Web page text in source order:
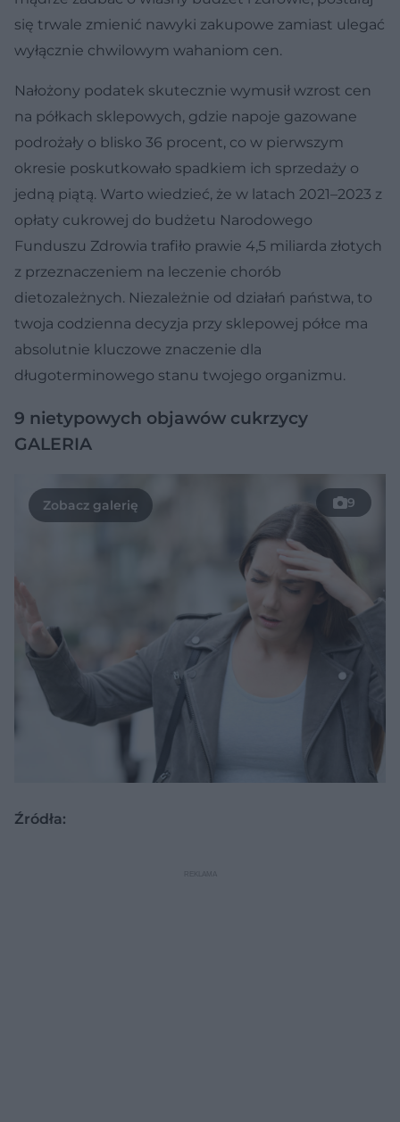
się trwale zmienić nawyki zakupowe zamiast ulegać
wyłącznie chwilowym wahaniom cen.
Nałożony podatek skutecznie wymusił wzrost cen
na półkach sklepowych, gdzie napoje gazowane
podrożały o blisko 36 procent, co w pierwszym
okresie poskutkowało spadkiem ich sprzedaży o
jedną piątą. Warto wiedzieć, że w latach 2021–2023 z
opłaty cukrowej do budżetu Narodowego
Funduszu Zdrowia trafiło prawie 4,5 miliarda złotych
z przeznaczeniem na leczenie chorób
dietozależnych. Niezależnie od działań państwa, to
twoja codzienna decyzja przy sklepowej półce ma
absolutnie kluczowe znaczenie dla
długoterminowego stanu twojego organizmu.
9 nietypowych objawów cukrzycy
GALERIA
9
Źródła: